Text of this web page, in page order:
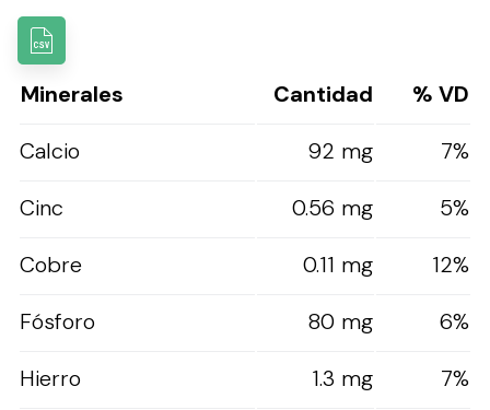
Minerales Cantidad
% VD
Calcio
92 mg
7%
Cinc
0.56 mg
5%
Cobre
0.11 mg
12%
Fósforo
80 mg
6%
Hierro
1.3 mg
7%